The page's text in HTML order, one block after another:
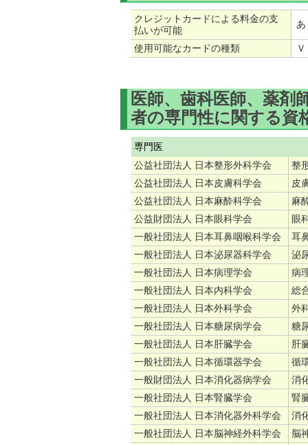
クレジットカードによる料金の支
払いが可能
使用可能なカードの種類
医師、歯科医師、薬剤
者の専門性に関する資
専門医
公益社団法人 日本整形外科学会
整
公益社団法人 日本皮膚科学会
皮
公益社団法人 日本麻酔科学会
麻
公益財団法人 日本眼科学会
眼
一般社団法人 日本耳鼻咽喉科学会
耳
一般社団法人 日本泌尿器科学会
泌
一般社団法人 日本病理学会
病
一般社団法人 日本内科学会
総
一般社団法人 日本外科学会
外
一般社団法人 日本糖尿病学会
糖
一般社団法人 日本肝臓学会
肝
一般社団法人 日本循環器学会
循
一般財団法人 日本消化器病学会
消
一般社団法人 日本腎臓学会
腎
一般社団法人 日本消化器外科学会
消
一般社団法人 日本脳神経外科学会
脳